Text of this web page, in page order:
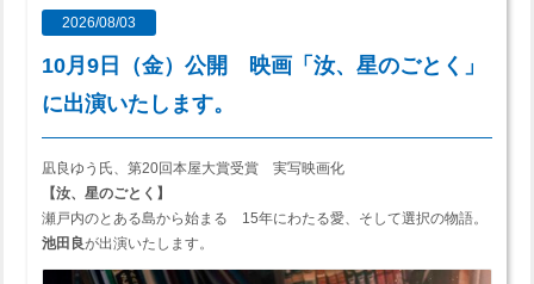
2026/08/03
10月9日（金）公開 映画「汝、星のごとく」
に出演いたします。
凪良ゆう氏、第20回本屋大賞受賞 実写映画化
【汝、星のごとく】
瀬戸内のとある島から始まる 15年にわたる愛、そして選択の物語。
池田良が出演いたします。